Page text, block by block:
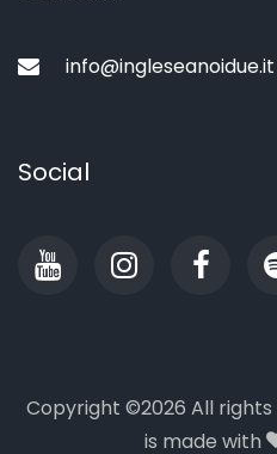
info@ingleseanoidue.it
Social
Copyright ©2026 All
is made with